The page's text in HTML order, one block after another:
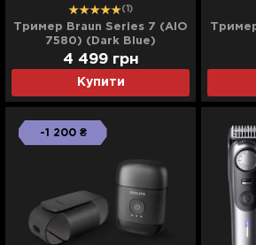
(1)
Тример Braun Series 7 (AIO
7580) (Dark Blue)
Купити
4 499 грн
-1 200 ₴